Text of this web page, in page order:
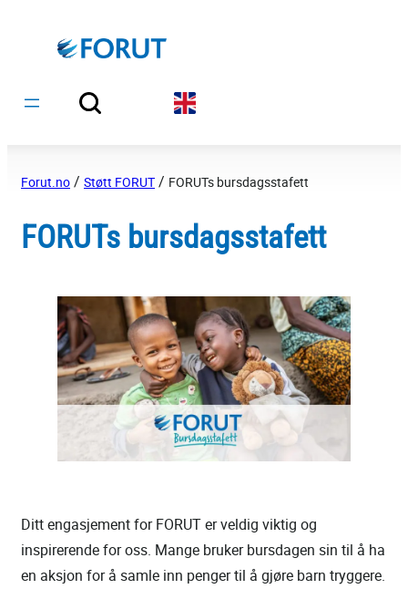
Forut.no / Støtt FORUT / FORUTs bursdagsstafett
FORUTs bursdagsstafett
Ditt engasjement for FORUT er veldig viktig og
inspirerende for oss. Mange bruker bursdagen sin til å ha
en aksjon for å samle inn penger til å gjøre barn tryggere.